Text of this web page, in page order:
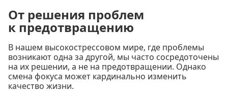
От решения проблем
к предотвращению
В нашем высокострессовом мире, где проблемы
возникают одна за другой, мы часто сосредоточены
на их решении, а не на предотвращении. Однако
смена фокуса может кардинально изменить
качество жизни.